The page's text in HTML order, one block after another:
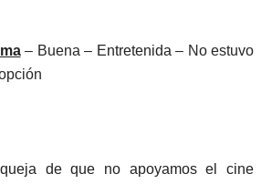
– Buena – Entretenida – No estuvo
de que no apoyamos el cine